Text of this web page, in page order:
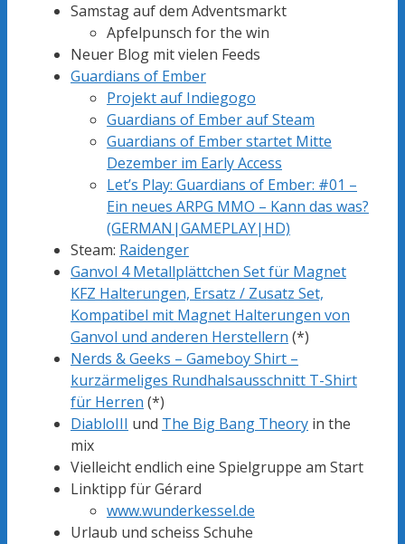
Samstag auf dem Adventsmarkt
Apfelpunsch for the win
Neuer Blog mit vielen Feeds
Guardians of Ember
Projekt auf Indiegogo
Guardians of Ember auf Steam
Guardians of Ember startet Mitte
Dezember im Early Access
Let’s Play: Guardians of Ember: #01 –
Ein neues ARPG MMO – Kann das was?
(GERMAN|GAMEPLAY|HD)
Steam: Raidenger
Ganvol 4 Metallplättchen Set für Magnet
KFZ Halterungen, Ersatz / Zusatz Set,
Kompatibel mit Magnet Halterungen von
Ganvol und anderen Herstellern (*)
Nerds & Geeks – Gameboy Shirt –
kurzärmeliges Rundhalsausschnitt T-Shirt
für Herren (*)
DiabloIII und The Big Bang Theory in the
mix
Vielleicht endlich eine Spielgruppe am Start
Linktipp für Gérard
www.wunderkessel.de
Urlaub und scheiss Schuhe